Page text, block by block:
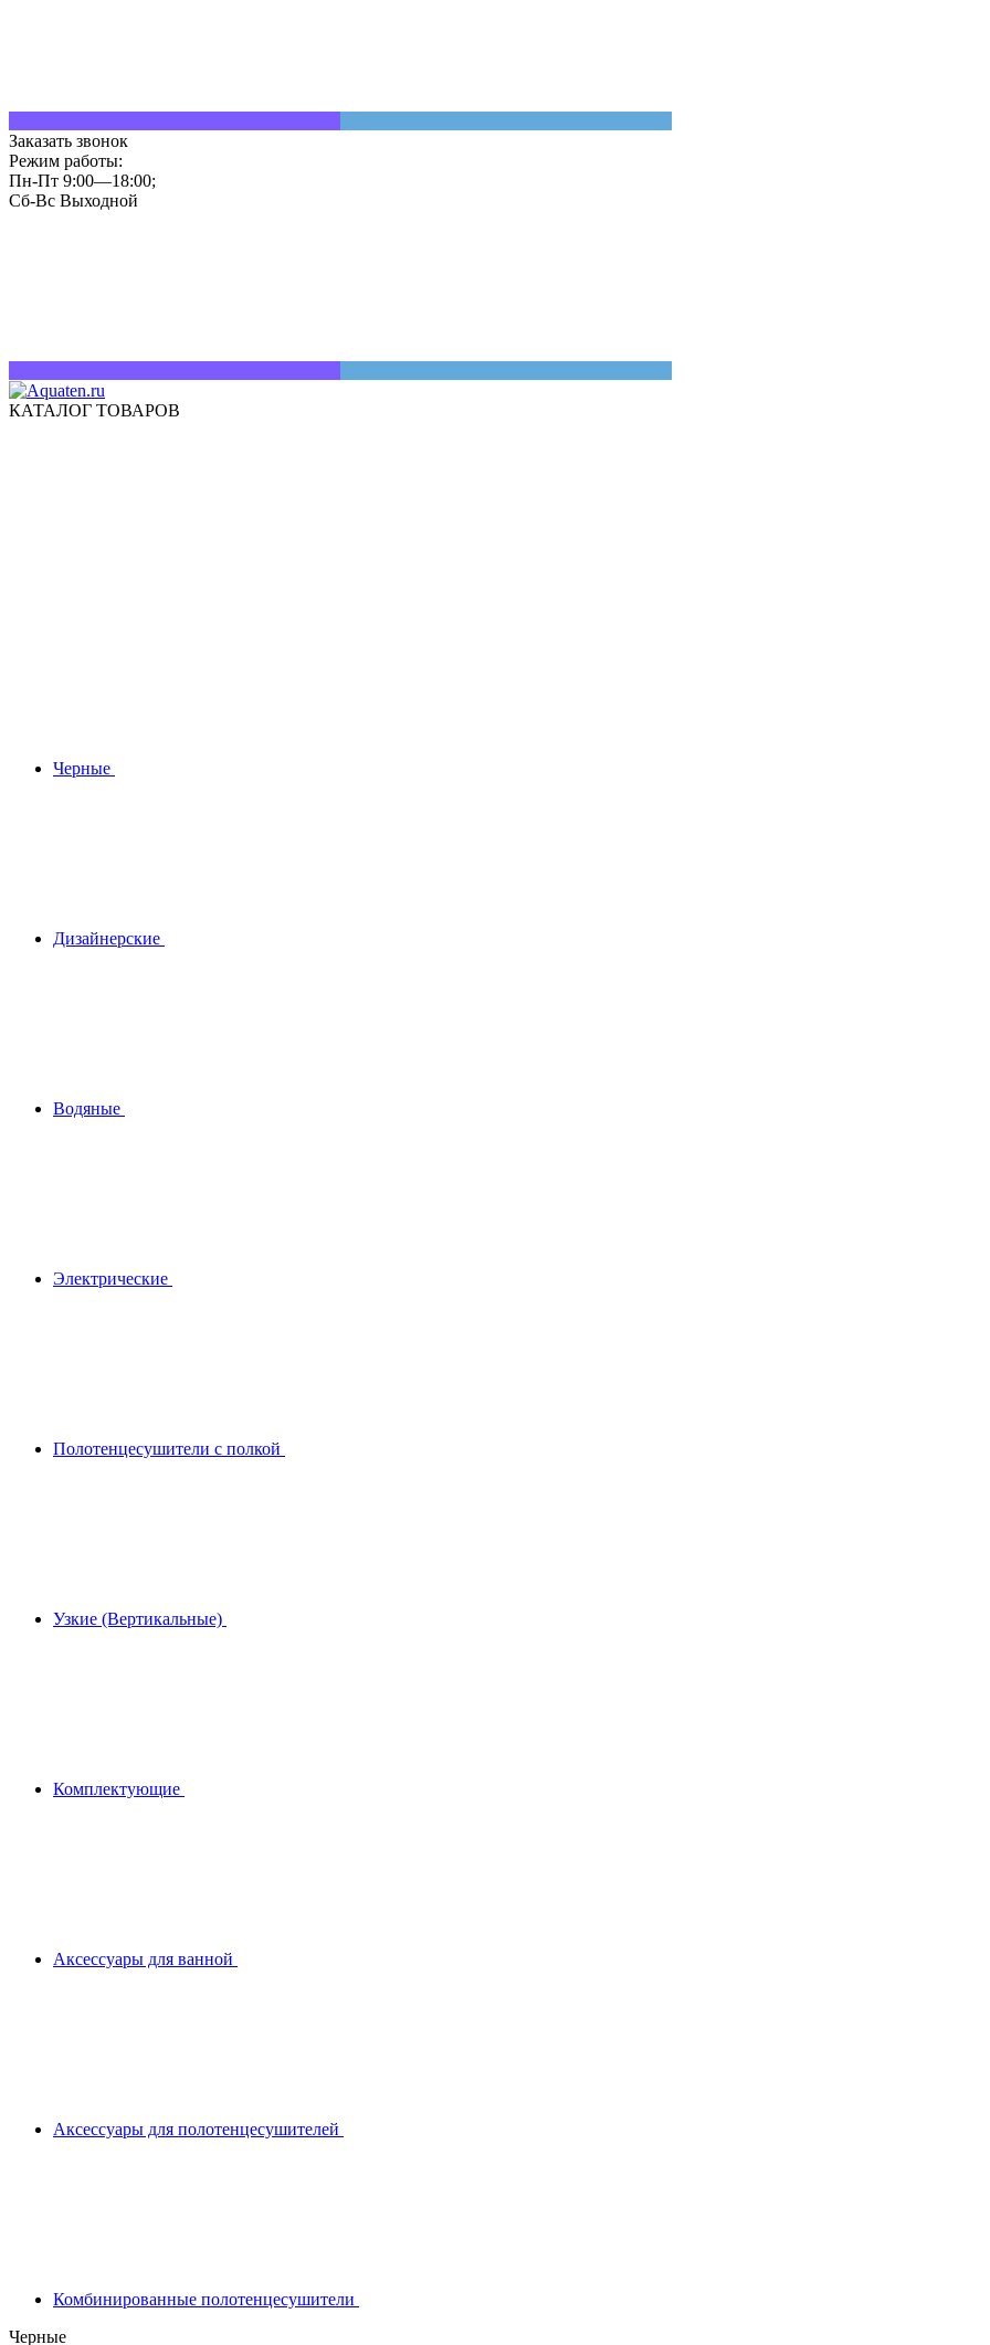
Заказать звонок
Режим работы:
Пн-Пт 9:00—18:00;
Сб-Вс Выходной
КАТАЛОГ ТОВАРОВ
Черные
Дизайнерские
Водяные
Электрические
Полотенцесушители с полкой
Узкие (Вертикальные)
Комплектующие
Аксессуары для ванной
Аксессуары для полотенцесушителей
Комбинированные полотенцесушители
Черные